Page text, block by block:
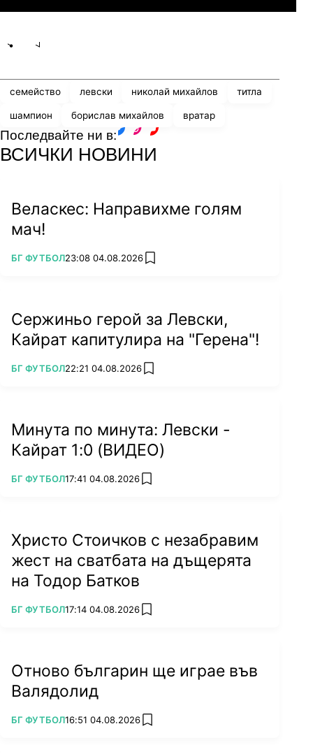
семейство левски николай михайлов титла
шампион борислав михайлов вратар
Последвайте ни в:
ВСИЧКИ НОВИНИ
Веласкес: Направихме голям
мач!
ПОВЕЧЕ ОТ
БГ ФУТБОЛ23:08 04.08.2026 add favorites
Сержиньо герой за Левски,
Кайрат капитулира на "Герена"!
ПОВЕЧЕ ОТ
БГ ФУТБОЛ22:21 04.08.2026 add favorites
Минута по минута: Левски -
Кайрат 1:0 (ВИДЕО)
ПОВЕЧЕ ОТ
БГ ФУТБОЛ17:41 04.08.2026 add favorites
Христо Стоичков с незабравим
жест на сватбата на дъщерята
на Тодор Батков
ПОВЕЧЕ ОТ
БГ ФУТБОЛ17:14 04.08.2026 add favorites
Отново българин ще играе във
Валядолид
ПОВЕЧЕ ОТ
БГ ФУТБОЛ16:51 04.08.2026 add favorites